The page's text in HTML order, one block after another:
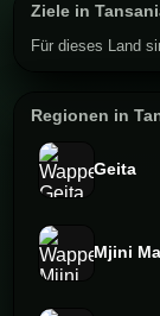
Ziele in
Für dieses Land
Regionen in
Geita
Mjini